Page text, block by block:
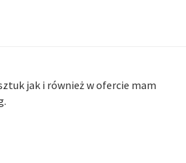
jak i również w ofercie mam